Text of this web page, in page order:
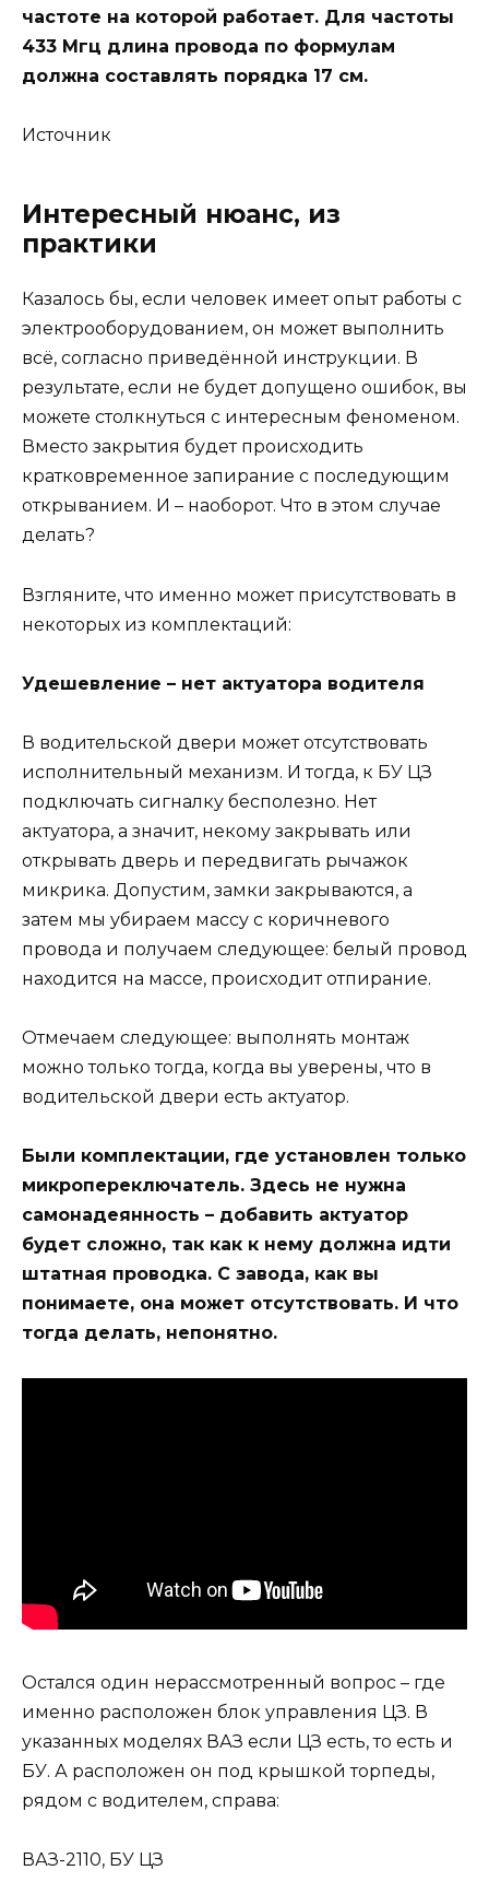
частоте на которой работает. Для частоты
433 Мгц длина провода по формулам
должна составлять порядка 17 см.
Источник
Интересный нюанс, из
практики
Казалось бы, если человек имеет опыт работы с
электрооборудованием, он может выполнить
всё, согласно приведённой инструкции. В
результате, если не будет допущено ошибок, вы
можете столкнуться с интересным феноменом.
Вместо закрытия будет происходить
кратковременное запирание с последующим
открыванием. И – наоборот. Что в этом случае
делать?
Взгляните, что именно может присутствовать в
некоторых из комплектаций:
Удешевление – нет актуатора водителя
В водительской двери может отсутствовать
исполнительный механизм. И тогда, к БУ ЦЗ
подключать сигналку бесполезно. Нет
актуатора, а значит, некому закрывать или
открывать дверь и передвигать рычажок
микрика. Допустим, замки закрываются, а
затем мы убираем массу с коричневого
провода и получаем следующее: белый провод
находится на массе, происходит отпирание.
Отмечаем следующее: выполнять монтаж
можно только тогда, когда вы уверены, что в
водительской двери есть актуатор.
Были комплектации, где установлен только
микропереключатель. Здесь не нужна
самонадеянность – добавить актуатор
будет сложно, так как к нему должна идти
штатная проводка. С завода, как вы
понимаете, она может отсутствовать. И что
тогда делать, непонятно.
Остался один нерассмотренный вопрос – где
именно расположен блок управления ЦЗ. В
указанных моделях ВАЗ если ЦЗ есть, то есть и
БУ. А расположен он под крышкой торпеды,
рядом с водителем, справа:
ВАЗ-2110, БУ ЦЗ